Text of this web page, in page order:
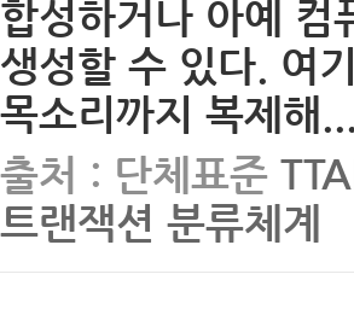
합성하거나 아예 컴
생성할 수 있다. 여
목소리까지 복제해...
출처 : 단체표준
트랜잭션 분류체계